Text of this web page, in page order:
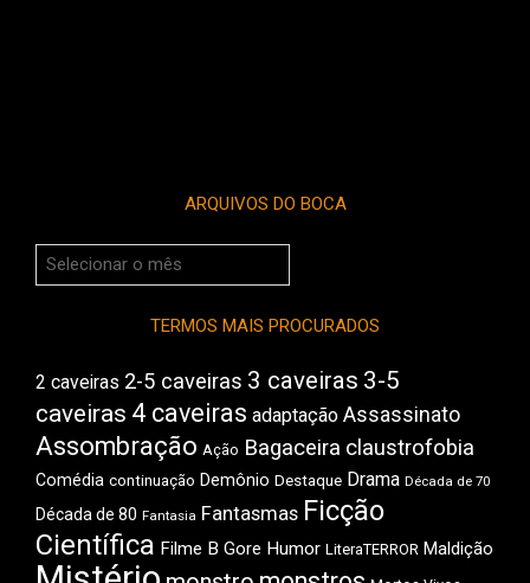
ARQUIVOS DO BOCA
Arquivos
do
TERMOS MAIS PROCURADOS
2 caveiras 2-5 caveiras 3 caveiras 3-5
caveiras 4 caveiras adaptação Assassinato
Assombração Ação Bagaceira claustrofobia
Comédia continuação Demônio Destaque Drama Década de 70
Década de 80 Fantasia Fantasmas Ficção
Científica Filme B Gore Humor LiteraTERROR Maldição